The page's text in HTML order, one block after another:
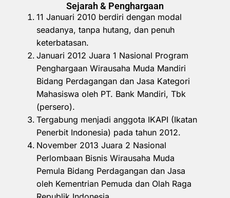
Sejarah & Penghargaan
11 Januari 2010 berdiri dengan modal
seadanya, tanpa hutang, dan penuh
keterbatasan.
Januari 2012 Juara 1 Nasional Program
Penghargaan Wirausaha Muda Mandiri
Bidang Perdagangan dan Jasa Kategori
Mahasiswa oleh PT. Bank Mandiri, Tbk
(persero).
Tergabung menjadi anggota IKAPI (Ikatan
Penerbit Indonesia) pada tahun 2012.
November 2013 Juara 2 Nasional
Perlombaan Bisnis Wirausaha Muda
Pemula Bidang Perdagangan dan Jasa
oleh Kementrian Pemuda dan Olah Raga